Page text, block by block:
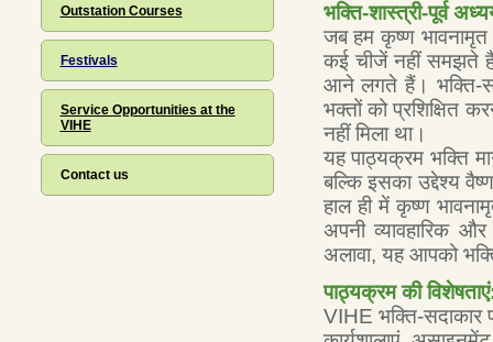
Outstation Courses
Festivals
Service Opportunities at the
VIHE
Contact us
भक्ति-शास्त्री-पूर्व
जब हम कृष्ण
कई चीजें नहीं समझते
आने लगते हैं। भक्ति-
भक्तों को प्रशिक्षित
नहीं मिला था।
यह पाठ्यक्रम भक्ति
बल्कि इसका उद्देश्य
हाल ही में कृष्ण
अपनी व्यावहारिक
अलावा, यह आपको
पाठ्यक्रम की
VIHE भक्ति-सदाकार